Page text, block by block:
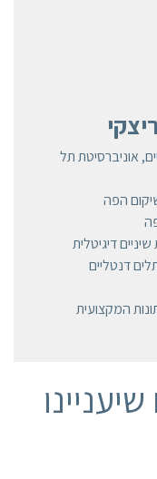
אוניברסיטת תל
הפה
דיגיטלית
דנטליים
המקצועית